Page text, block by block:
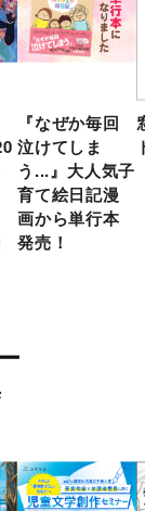
『なぜか毎回
泣けてしま
う...』大人気子
育て絵日記漫
画から単行本
発売！